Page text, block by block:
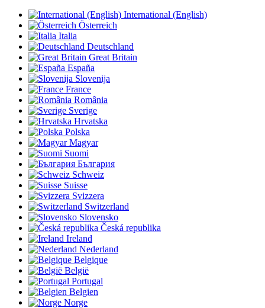
International (English)
Österreich
Italia
Deutschland
Great Britain
España
Slovenija
France
România
Sverige
Hrvatska
Polska
Magyar
Suomi
България
Schweiz
Suisse
Svizzera
Switzerland
Slovensko
Česká republika
Ireland
Nederland
Belgique
België
Portugal
Belgien
Norge